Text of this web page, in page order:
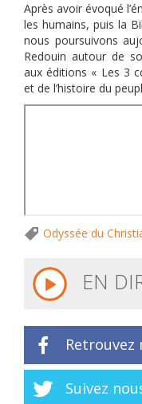
Après avoir évoqué
les humains, puis la
nous poursuivons
Redouin autour de
aux éditions « Les 3
et de l’histoire du
Odyssée du
EN
Retrouvez
Suivez